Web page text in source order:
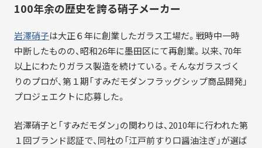
COMMUNITY
100年余の歴史を誇る硝子メーカー
岩澤硝子は大正６年に創業したガラス工場だ。戦時中一時
中断したものの、昭和26年に墨田区にて再創業。以来、70年
以上にわたりガラス製造を続けている。そんなガラスづく
りのプロが、第１期「すみだモダンフラッグシップ商品開発」
プロジェエクトに応募した。
岩澤硝子と「すみだモダン」の関わりは、2010年に行われた第
１回ブランド認証で、同社の「江戸前すり口醤油注ぎ」が選ば